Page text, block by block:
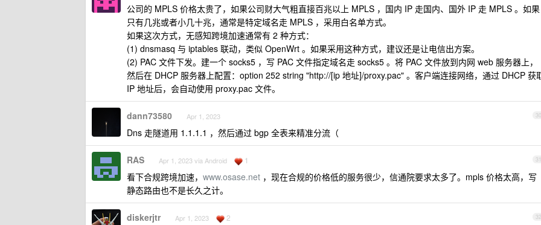
公司的 MPLS 价格太贵了，如果公司财大气粗直接百兆以上 MPLS ，国内 IP 走国内、国外 IP 走 MPLS 。如果
只有几兆或者小几十兆，通常是特定域名走 MPLS ，采用白名单方式。
如果这次方式，无感知跨境加速通常有 2 种方式：
(1) dnsmasq 与 iptables 联动，类似 OpenWrt 。如果采用这种方式，建议还是让电信出方案。
(2) PAC 文件下发。建一个 socks5 ，写 PAC 文件指定域名走 socks5 。将 PAC 文件放到内网 web 服务器上，
然后在 DHCP 服务器上配置：option 252 string "http://[ip 地址]/proxy.pac" 。客户端连接网络，通过 DHCP 获
IP 地址后，会自动使用 proxy.pac 文件。
30
dann73580 Apr 1, 2023
Dns 走隧道用 1.1.1.1 ，然后通过 bgp 全表来精准分流（
31
RAS Apr 1, 2023 via Android 1
看下合规跨境加速， www.osase.net ，现在合规的价格低的服务很少，信通院要求太多了。mpls 价格太高，写
静态路由也不是长久之计。
32
diskerjtr Apr 1, 2023 2